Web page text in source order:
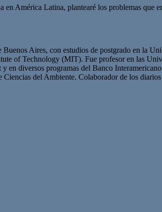
América Latina, plantearé los problemas
Aires, con estudios de postgrado en la
of Technology (MIT). Fue profesor en las
en diversos programas del Banco
del Ambiente. Colaborador de los